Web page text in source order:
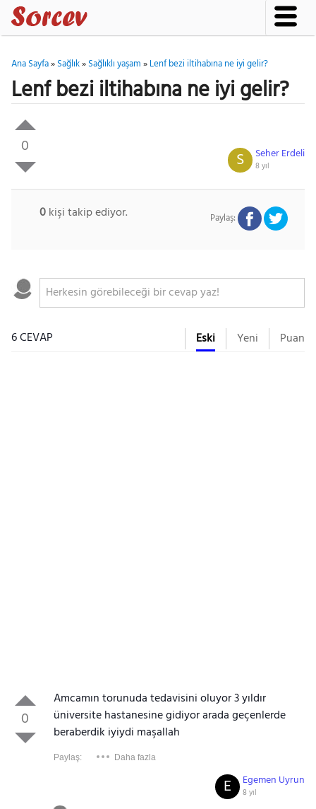
Ana Sayfa»Sağlık»Sağlıklı yaşam»Lenf bezi iltihabına ne iyi gelir?
Lenf bezi iltihabına ne iyi gelir?
0 Seher Erdeli
8 yıl
S
0kişi takip ediyor. Paylaş:
6 CEVAP Eski Yeni Puan
0
Amcamın torunuda tedavisini oluyor 3 yıldır
üniversite hastanesine gidiyor arada geçenlerde
beraberdik iyiydi maşallah
Paylaş: Daha fazla
Egemen Uyrun
8 yıl
E